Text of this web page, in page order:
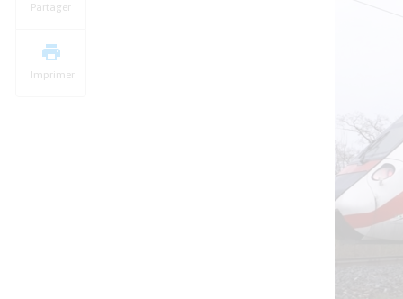
Partager
Imprimer